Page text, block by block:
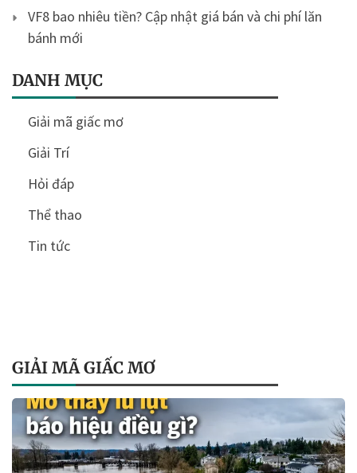
VF8 bao nhiêu tiền? Cập nhật giá bán và chi phí lăn
bánh mới
DANH MỤC
Giải mã giấc mơ
Giải Trí
Hỏi đáp
Thể thao
Tin tức
GIẢI MÃ GIẤC MƠ